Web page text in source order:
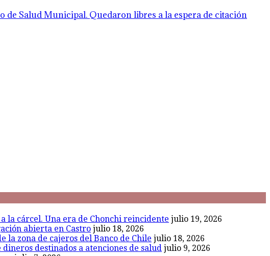
de Salud Municipal. Quedaron libres a la espera de citación
la cárcel. Una era de Chonchi reincidente julio 19, 2026
abierta en Castro julio 18, 2026
la zona de cajeros del Banco de Chile julio 18, 2026
destinados a atenciones de salud julio 9, 2026